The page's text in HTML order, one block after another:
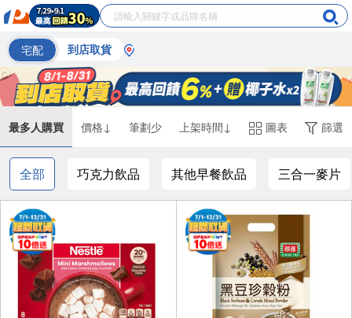
宅配 到店取貨
最多人購買 價格↓ 筆劃少 上架時間↓ 圖表 篩選
全部 巧克力飲品 其他早餐飲品 三合一麥片